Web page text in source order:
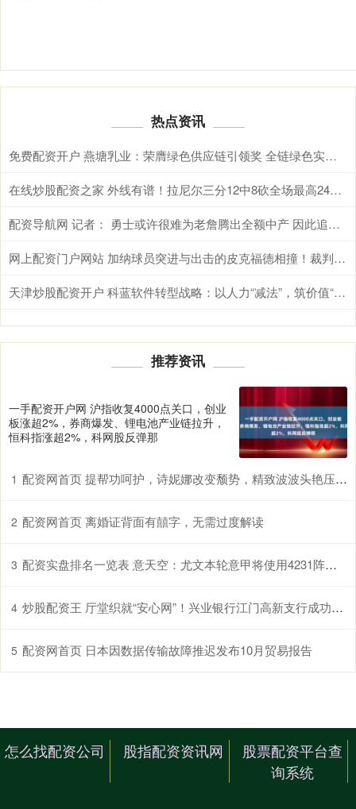
热点资讯
免费配资开户 燕塘乳业：荣膺绿色供应链引领奖 全链绿色实践打造可持续发展新路径
在线炒股配资之家 外线有谱！拉尼尔三分12中8砍全场最高24分 三分命中率高达66.7%
配资导航网 记者： 勇士或许很难为老詹腾出全额中产 因此追梦是否降薪很重要
网上配资门户网站 加纳球员突进与出击的皮克福德相撞！裁判果断判罚进攻方犯规！
天津炒股配资开户 科蓝软件转型战略：以人力“减法”，筑价值“乘法”
推荐资讯
一手配资开户网 沪指收复4000点关口，创业
板涨超2%，券商爆发、锂电池产业链拉升，
恒科指涨超2%，科网股反弹那
1 配资网首页 提帮功呵护，诗妮娜改变颓势，精致波波头艳压后宫，苏提达笑不出
2 配资网首页 离婚证背面有囍字，无需过度解读
3 配资实盘排名一览表 意天空：尤文本轮意甲将使用4231阵型，米雷蒂首发前腰戴维中锋
4 炒股配资王 厅堂织就“安心网”！兴业银行江门高新支行成功堵截一起诈骗
5 配资网首页 日本因数据传输故障推迟发布10月贸易报告
怎么找配资公司 股指配资资讯网
股票配资平台查
询系统